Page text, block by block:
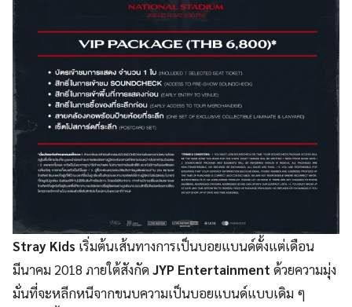
Stray Kids เริ่มต้นเส้นทางการเป็นบอยแบนด์ตั้งแต่เดือน
มีนาคม 2018 ภายใต้สังกัดJYP Entertainment ด้วยความมุ่ง
มั่นที่จะหลีกหนีจากขนบความเป็นบอยแบนด์แบบเดิม ๆ